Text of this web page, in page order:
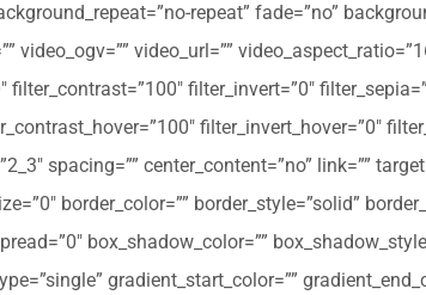
repeat” fade=”no”
video_url=””
filter_invert=”0″
filter_invert_hover=”0″
spacing=”” center_content=”no” link=””
border_color=”” border_style=”solid”
box_shadow_color=””
gradient_start_color=””